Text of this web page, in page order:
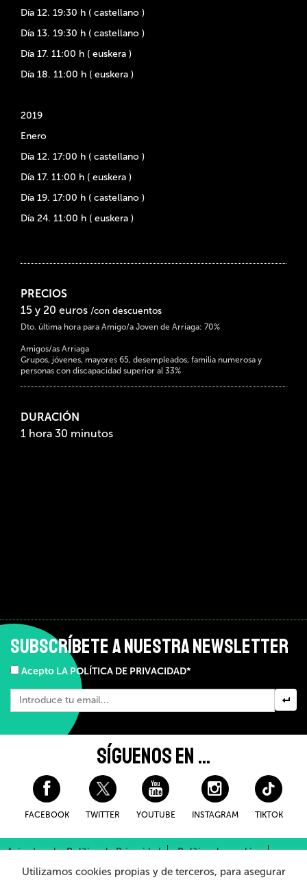
Día 12. 19:30 h ( castellano )
Día 13. 19:30 h ( castellano )
Día 17. 11:00 h ( euskera )
Día 18. 11:00 h ( euskera )
2019
Enero
Día 12. 17:00 h ( castellano )
Día 17. 11:00 h ( euskera )
Día 19. 17:00 h ( castellano )
Día 24. 11:00 h ( euskera )
PRECIOS
15 y 20 euros /con descuentos
Dto. última hora para Amigo/a Joven de Arriaga: 70%
Amigos/as Arriaga
Grupos, jóvenes, mayores 65, desempleados, familia numerosa y
personas con discapacidad superior al 33%
DURACIÓN
1 hora 30 minutos
SUBSCRÍBETE A NUESTRA NEWSLETTER
Acepto LA POLÍTICA DE PRIVACIDAD*
SÍGUENOS EN ...
FACEBOOK TWITTER YOUTUBE INSTAGRAM TIKTOK
Aviso Legal y Política de Privacidad
Política de cookies
Condiciones Generales de Compra
Sistema Interno de Información
Utilizamos cookies propias y de terceros, para asegurar